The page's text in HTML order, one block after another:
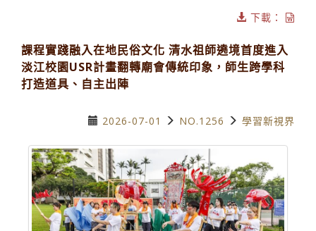
下載：
課程實踐融入在地民俗文化 清水祖師遶境首度進入
淡江校園USR計畫翻轉廟會傳統印象，師生跨學科
打造道具、自主出陣
2026-07-01 NO.1256 學習新視界